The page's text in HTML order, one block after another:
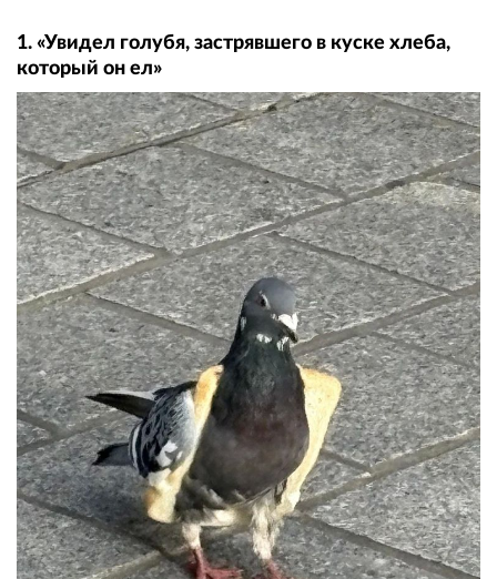
1. «Увидел голубя, застрявшего в куске хлеба,
который он ел»